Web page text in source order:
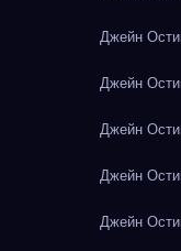
Джейн
Джейн
Джейн
Джейн
Джейн